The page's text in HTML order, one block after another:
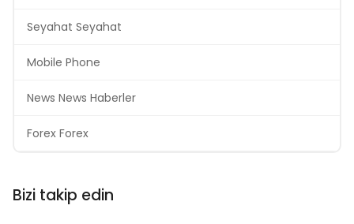
Seyahat Seyahat
Mobile Phone
News News Haberler
Forex Forex
Bizi takip edin